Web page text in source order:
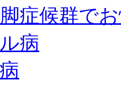
症候群で
病